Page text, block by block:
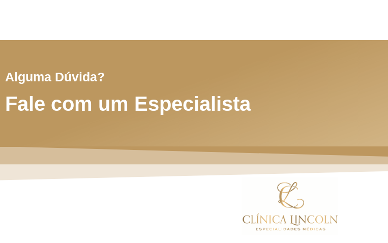
Alguma Dúvida?
Fale com um Especialista